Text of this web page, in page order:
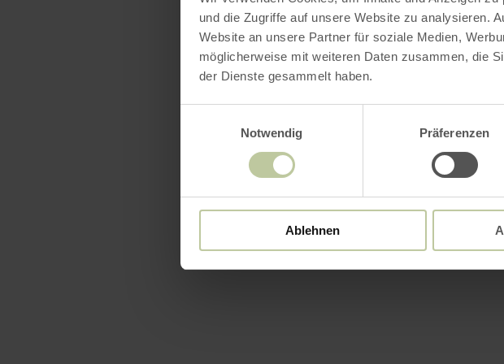
und die Zugriffe auf unsere Website zu analysieren.
Website an unsere Partner für soziale Medien,
möglicherweise mit weiteren Daten zusammen, die
der Dienste gesammelt haben.
Notwendig
Präferenzen
Ablehnen